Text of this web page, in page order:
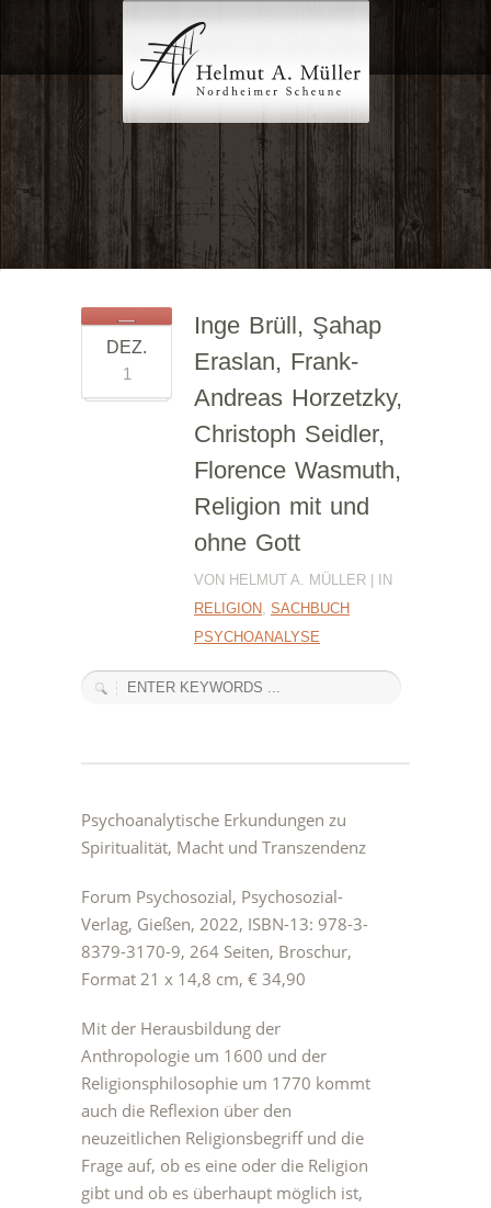
DEZ.
1
Inge Brüll, Şahap
Eraslan, Frank-
Andreas Horzetzky,
Christoph Seidler,
Florence Wasmuth,
Religion mit und
ohne Gott
VON HELMUT A. MÜLLER | IN
RELIGION, SACHBUCH
PSYCHOANALYSE
Psychoanalytische Erkundungen zu
Spiritualität, Macht und Transzendenz
Forum Psychosozial, Psychosozial-
Verlag, Gießen, 2022, ISBN-13: 978-3-
8379-3170-9, 264 Seiten, Broschur,
Format 21 x 14,8 cm, € 34,90
Mit der Herausbildung der
Anthropologie um 1600 und der
Religionsphilosophie um 1770 kommt
auch die Reflexion über den
neuzeitlichen Religionsbegriff und die
Frage auf, ob es eine oder die Religion
gibt und ob es überhaupt möglich ist,